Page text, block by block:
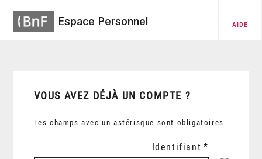
Espace Personnel AIDE
VOUS AVEZ DÉJÀ UN COMPTE ?
Les champs avec un astérisque sont obligatoires.
Identifiant